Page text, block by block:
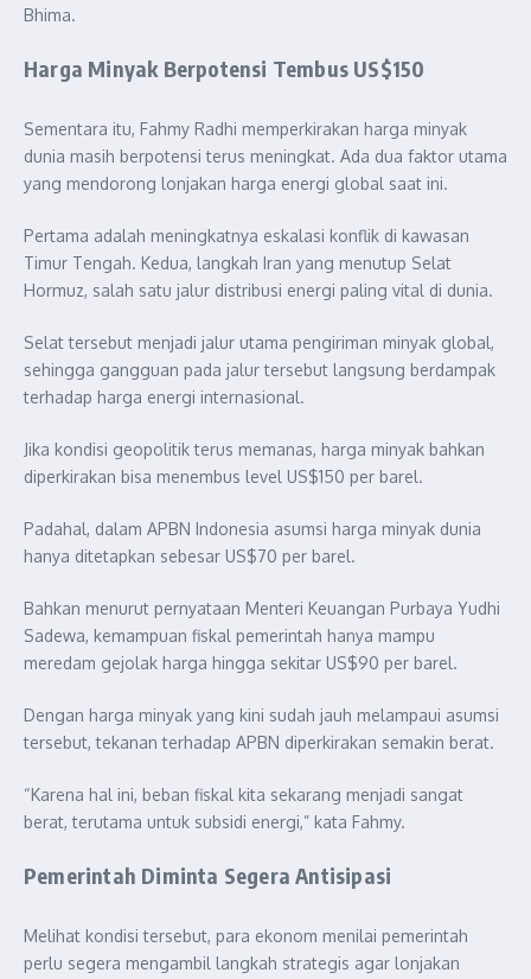
Bhima.
Harga Minyak Berpotensi Tembus US$150
Sementara itu, Fahmy Radhi memperkirakan harga minyak
dunia masih berpotensi terus meningkat. Ada dua faktor utama
yang mendorong lonjakan harga energi global saat ini.
Pertama adalah meningkatnya eskalasi konflik di kawasan
Timur Tengah. Kedua, langkah Iran yang menutup Selat
Hormuz, salah satu jalur distribusi energi paling vital di dunia.
Selat tersebut menjadi jalur utama pengiriman minyak global,
sehingga gangguan pada jalur tersebut langsung berdampak
terhadap harga energi internasional.
Jika kondisi geopolitik terus memanas, harga minyak bahkan
diperkirakan bisa menembus level US$150 per barel.
Padahal, dalam APBN Indonesia asumsi harga minyak dunia
hanya ditetapkan sebesar US$70 per barel.
Bahkan menurut pernyataan Menteri Keuangan Purbaya Yudhi
Sadewa, kemampuan fiskal pemerintah hanya mampu
meredam gejolak harga hingga sekitar US$90 per barel.
Dengan harga minyak yang kini sudah jauh melampaui asumsi
tersebut, tekanan terhadap APBN diperkirakan semakin berat.
“Karena hal ini, beban fiskal kita sekarang menjadi sangat
berat, terutama untuk subsidi energi,” kata Fahmy.
Pemerintah Diminta Segera Antisipasi
Melihat kondisi tersebut, para ekonom menilai pemerintah
perlu segera mengambil langkah strategis agar lonjakan